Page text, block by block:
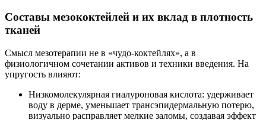
Составы мезококтейлей и их вклад в плотность
тканей
Смысл мезотерапии не в «чудо‑коктейлях», а в
физиологичном сочетании активов и техники введения. На
упругость влияют:
Низкомолекулярная гиалуроновая кислота: удерживает
воду в дерме, уменьшает трансэпидермальную потерю,
визуально расправляет мелкие заломы, создавая эффект